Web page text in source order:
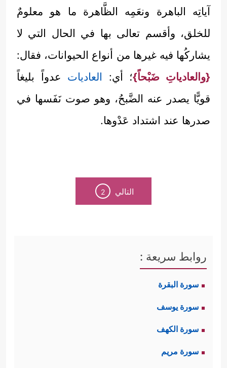
آياتِه الباهرة ونعَمِه الظَّاهرة ما هو معلومٌ
للخلق، وأقسم تعالى بها في الحال التي لا
يشاركُها فيه غيرها من أنواع الحيوانات، فقال:
{والعادياتِ ضَبْحاً}؛ أي: العاديات عدواً بليغاً
قويًّا يصدر عنه الضَّبحُ، وهو صوت نَفَسها في
صدرها عند اشتداد عَدْوها.
التالي 2
روابط سريعة :
سورة البقرة
سورة يوسف
سورة الكهف
سورة مريم